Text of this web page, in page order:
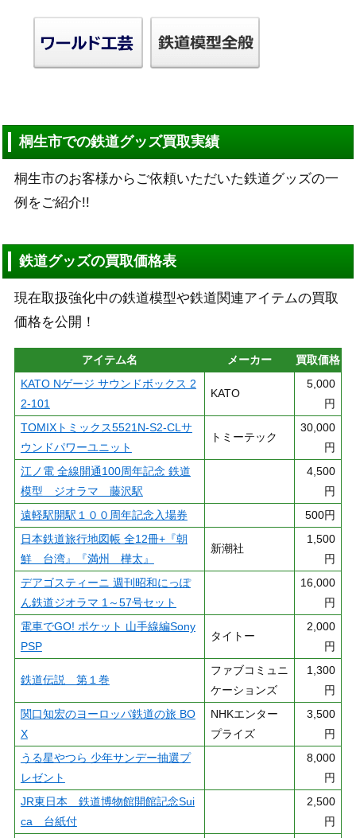
桐生市での鉄道グッズ買取実績
桐生市のお客様からご依頼いただいた鉄道グッズの一
例をご紹介!!
鉄道グッズの買取価格表
現在取扱強化中の鉄道模型や鉄道関連アイテムの買取
価格を公開！
アイテム名 メーカー
買取価格
KATO Nゲージ サウンドボックス 2
2-101
KATO
5,000
円
TOMIXトミックス5521N-S2-CLサ
ウンドパワーユニット
トミーテック
30,000
円
江ノ電 全線開通100周年記念 鉄道
模型 ジオラマ 藤沢駅
4,500
円
遠軽駅開駅１００周年記念入場券
500円
日本鉄道旅行地図帳 全12冊+『朝
鮮 台湾』『満州 樺太』
新潮社
1,500
円
デアゴスティーニ 週刊昭和にっぽ
ん鉄道ジオラマ 1～57号セット
16,000
円
電車でGO! ポケット 山手線編Sony
PSP
タイトー
2,000
円
鉄道伝説 第１巻
ファブコミュニ
ケーションズ
1,300
円
関口知宏のヨーロッパ鉄道の旅 BO
X
NHKエンター
プライズ
3,500
円
うる星やつら 少年サンデー抽選プ
レゼント
8,000
円
JR東日本 鉄道博物館開館記念Sui
ca 台紙付
2,500
円